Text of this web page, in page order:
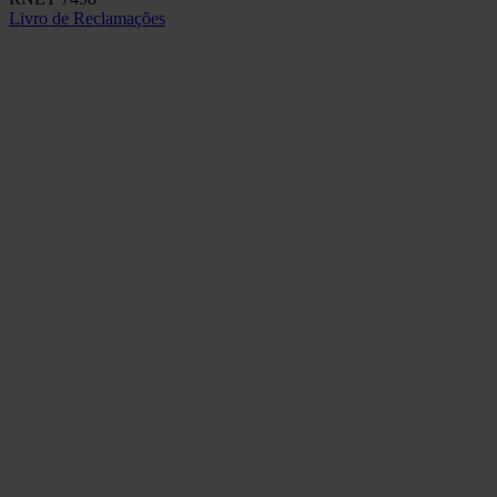
Livro de Reclamações